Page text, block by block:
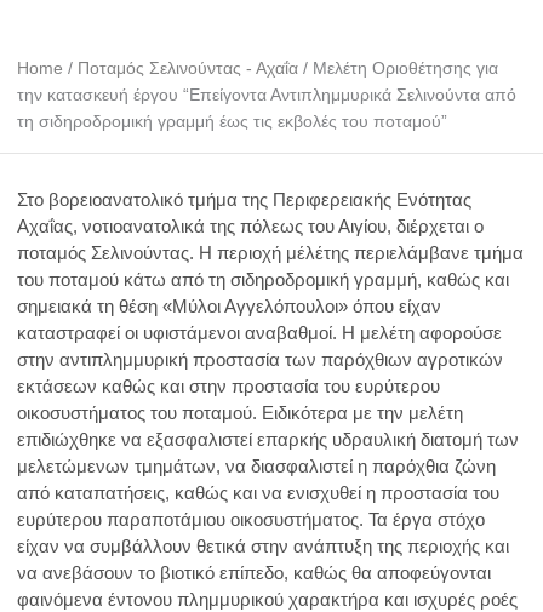
Home / Ποταμός Σελινούντας - Αχαΐα/ Μελέτη Οριοθέτησης για
την κατασκευή έργου “Επείγοντα Αντιπλημμυρικά Σελινούντα από
τη σιδηροδρομική γραμμή έως τις εκβολές του ποταμού”
Στο βορειοανατολικό τμήμα της Περιφερειακής Ενότητας
Αχαΐας, νοτιοανατολικά της πόλεως του Αιγίου, διέρχεται ο
ποταμός Σελινούντας. Η περιοχή μέλέτης περιελάμβανε τμήμα
του ποταμού κάτω από τη σιδηροδρομική γραμμή, καθώς και
σημειακά τη θέση «Μύλοι Αγγελόπουλοι» όπου είχαν
καταστραφεί οι υφιστάμενοι αναβαθμοί. Η μελέτη αφορούσε
στην αντιπλημμυρική προστασία των παρόχθιων αγροτικών
εκτάσεων καθώς και στην προστασία του ευρύτερου
οικοσυστήματος του ποταμού. Ειδικότερα με την μελέτη
επιδιώχθηκε να εξασφαλιστεί επαρκής υδραυλική διατομή των
μελετώμενων τμημάτων, να διασφαλιστεί η παρόχθια ζώνη
από καταπατήσεις, καθώς και να ενισχυθεί η προστασία του
ευρύτερου παραποτάμιου οικοσυστήματος. Τα έργα στόχο
είχαν να συμβάλλουν θετικά στην ανάπτυξη της περιοχής και
να ανεβάσουν το βιοτικό επίπεδο, καθώς θα αποφεύγονται
φαινόμενα έντονου πλημμυρικού χαρακτήρα και ισχυρές ροές